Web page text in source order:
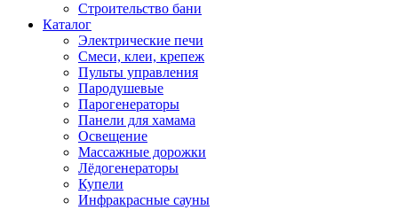
Строительство бани
Каталог
Электрические печи
Смеси, клеи, крепеж
Пульты управления
Пародушевые
Парогенераторы
Панели для хамама
Освещение
Массажные дорожки
Лёдогенераторы
Купели
Инфракрасные сауны